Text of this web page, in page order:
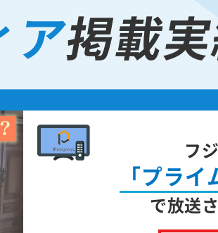
ア掲載
フ
「プラ
で放送